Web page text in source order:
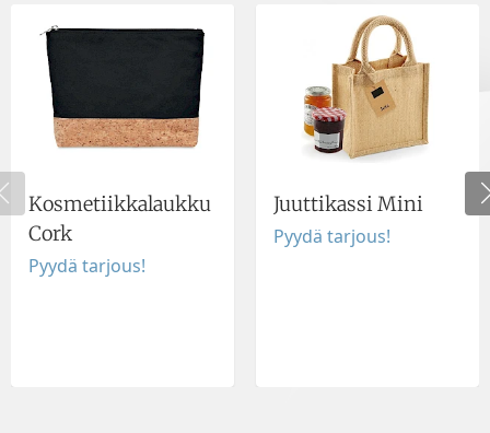
Kosmetiikkalaukku
Cork
Pyydä tarjous!
Juuttikassi Mini
Pyydä tarjous!